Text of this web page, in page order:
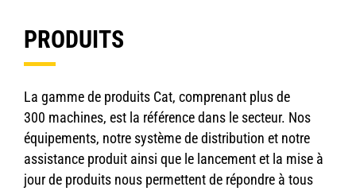
PRODUITS
La gamme de produits Cat, comprenant plus de
300 machines, est la référence dans le secteur. Nos
équipements, notre système de distribution et notre
assistance produit ainsi que le lancement et la mise à
jour de produits nous permettent de répondre à tous